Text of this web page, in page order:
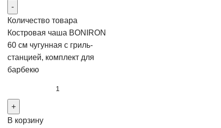
Количество товара
Костровая чаша BONIRON
60 см чугунная с гриль-
станцией, комплект для
барбекю
В корзину